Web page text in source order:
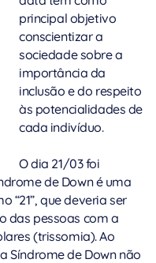
principal objetivo
conscientizar a
sociedade sobre a
importância da
inclusão e do respeito
às potencialidades de
cada indivíduo.
O dia 21/03 foi
de Down é uma
“21”, que deveria ser
das pessoas com a
(trissomia). Ao
Síndrome de Down não